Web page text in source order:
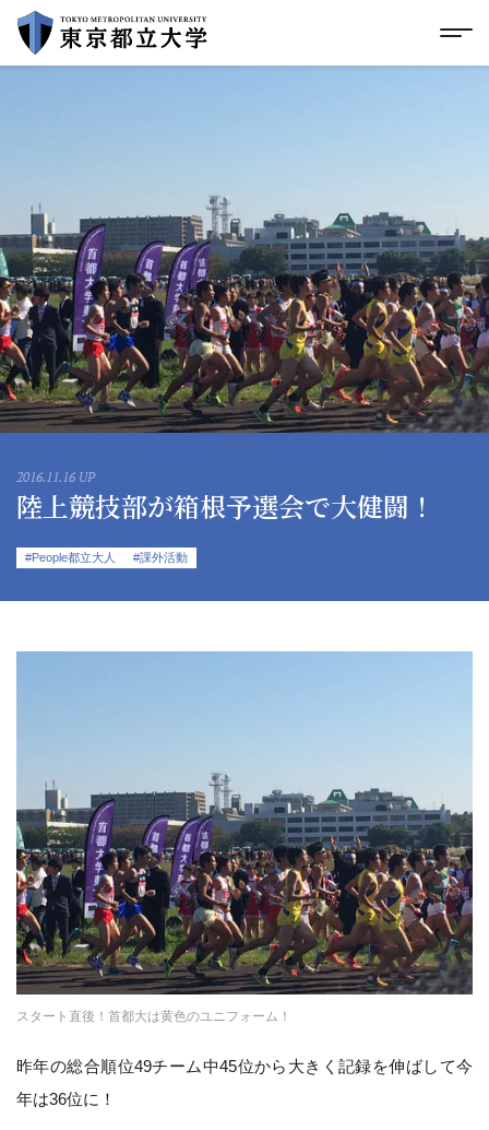
イ
ス
キ
ッ
プ
グローバルメニューにスキップ メ
2016.11.16 UP
陸上競技部が箱根予選会で大健闘！
#People都立大人 #課外活動
スタート直後！首都大は黄色のユニフォーム！
昨年の総合順位49チーム中45位から大きく記録を伸ばして今
年は36位に！